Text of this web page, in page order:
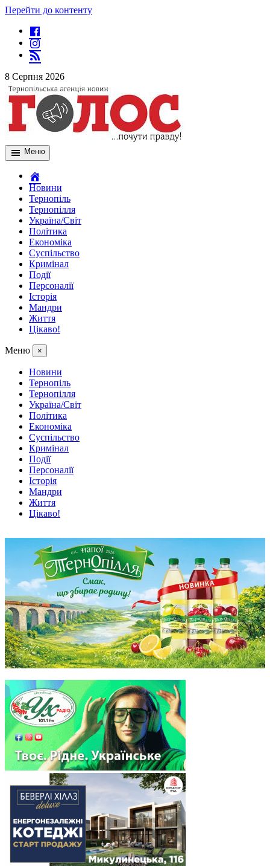
Перейти до контенту
8 Серпня 2026
Меню
Новини
Тернопіль
Тернопілля
Україна/Світ
Політика
Економіка
Суспільство
Кримінал
Події
Персоналії
Історія
Мандри
Життя
Цікаво!
Меню ×
Новини
Тернопіль
Тернопілля
Україна/Світ
Політика
Економіка
Суспільство
Кримінал
Події
Персоналії
Історія
Мандри
Життя
Цікаво!